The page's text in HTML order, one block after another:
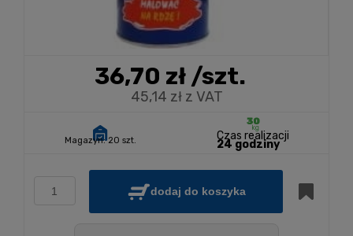
36,70 zł/szt.
45,14 zł z VAT
Magazyn: 20 szt. Czas realizacji
24 godziny
dodaj do koszyka